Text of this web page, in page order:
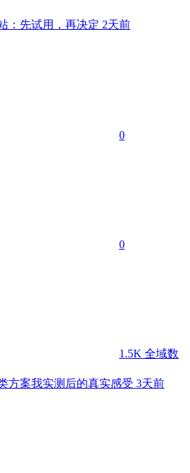
：先试用，再决定 2天前
0
0
1.5K 全域数
方案我实测后的真实感受 3天前